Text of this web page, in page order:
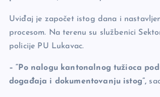
Uviđaj je započet istog dana i
procesom. Na terenu su službenici
policije PU Lukavac.
– “Po nalogu kantonalnog tužioca
događaja i dokumentovanju istog”,